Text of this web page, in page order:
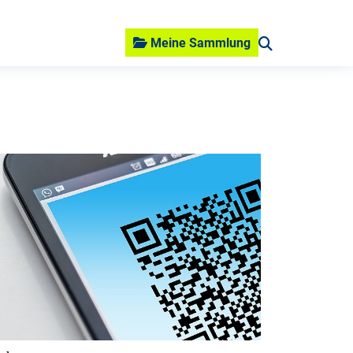
Meine Sammlung